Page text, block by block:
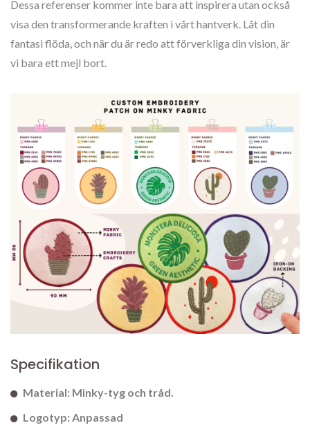
Dessa referenser kommer inte bara att inspirera utan också
visa den transformerande kraften i vårt hantverk. Låt din
fantasi flöda, och när du är redo att förverkliga din vision, är
vi bara ett mejl bort.
Specifikation
Material: Minky-tyg och tråd.
Logotyp: Anpassad